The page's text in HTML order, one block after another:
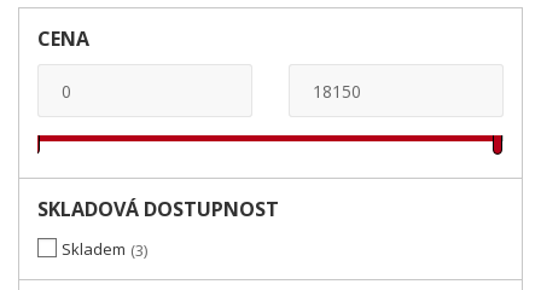
CENA
SKLADOVÁ DOSTUPNOST
Skladem 3